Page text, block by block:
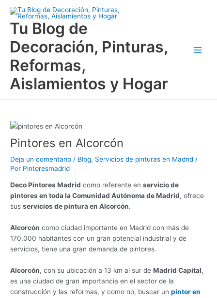
contenido
Tu Blog de
Decoración, Pinturas,
Reformas,
Aislamientos y Hogar
Pintores en Alcorcón
Deja un comentario / Blog, Servicios de pinturas en Madrid /
Por Pintoresmadrid
Deco Pintores Madrid como referente enservicio de
pintores en toda la Comunidad Autónoma de Madrid, ofrece
susservicios de pintura en Alcorcón.
Alcorcón como ciudad importante en Madrid con más de
170.000 habitantes con un gran potencial industrial y de
servicios, tiene una gran demanda de pintores.
Alcorcón, con su ubicación a 13 km al sur deMadrid Capital,
es una ciudad de gran importancia en el sector de la
construcción y las reformas, y como no, buscar unpintor en